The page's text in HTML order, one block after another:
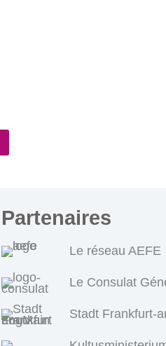
Partenaires
Le réseau AEFE
Le Consulat
Stadt Frankfurt-